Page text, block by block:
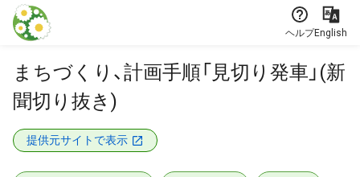
本文に飛ぶ
ヘルプEnglish
まちづくり、計画手順「見切り発車」(新
聞切り抜き)
提供元サイトで表示